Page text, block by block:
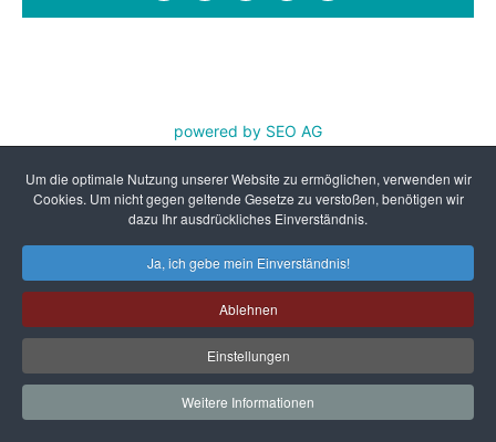
Um die optimale Nutzung unserer Website zu ermöglichen, verwenden wir
Cookies. Um nicht gegen geltende Gesetze zu verstoßen, benötigen wir
dazu Ihr ausdrückliches Einverständnis.
Ja, ich gebe mein Einverständnis!
Ablehnen
Einstellungen
Weitere Informationen
powered by SEO AG
9001:2015 und AZAV